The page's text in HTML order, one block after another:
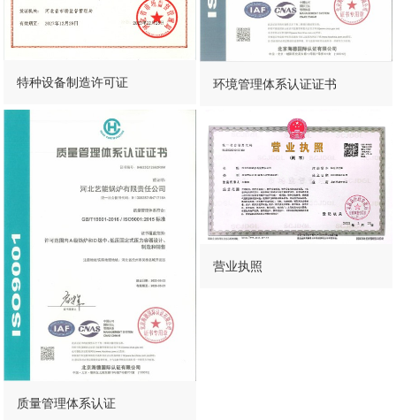
特种设备制造许可证 环境管理体系认证证书
质量管理体系认证
营业执照